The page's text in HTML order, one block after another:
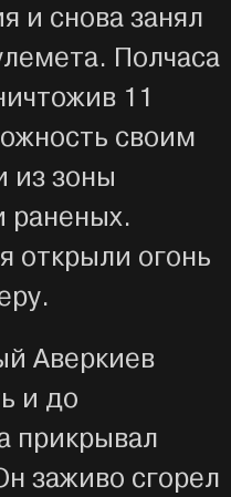
и снова занял
Полчаса
11
своим
из зоны
раненых.
открыли огонь
Аверкиев
и до
прикрывал
заживо сгорел